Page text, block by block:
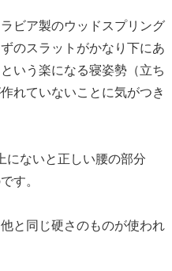
ビア製のウッドスプリング
のスラットがかなり下にあ
いう楽になる寝姿勢（立ち
れていないことに気がつき
にないと正しい腰の部分
す。
と同じ硬さのものが使われ